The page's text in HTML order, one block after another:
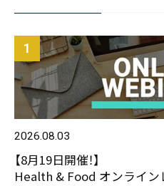
2026.08.03
【8月19日開催！】
Health & Food オンライ